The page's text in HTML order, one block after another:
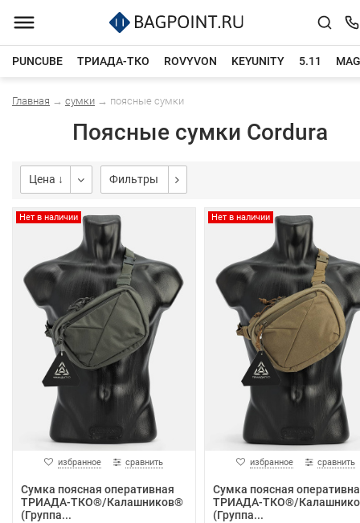
PUNCUBE ТРИАДА-ТКО ROVYVON KEYUNITY 5.11
Каталог товаров
Главная → сумки → поясные сумки
Поясные сумки Cordura
Цена ↓ Фильтры
Нет в наличии
избранное сравнить
Сумка поясная оперативная
ТРИАДА-ТКО®/Калашников®
(Группа...
Нет в наличии
избранное сравнить
Сумка поясная
ТРИАДА-ТКО®/
(Группа...